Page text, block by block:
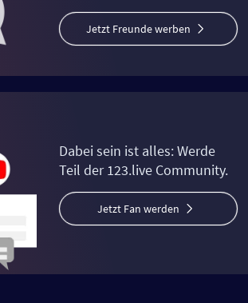
Jetzt Freunde werben
Dabei sein ist alles: Werde
Teil der 123.live Community.
Jetzt Fan werden